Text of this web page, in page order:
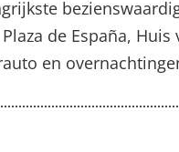
de España,
en